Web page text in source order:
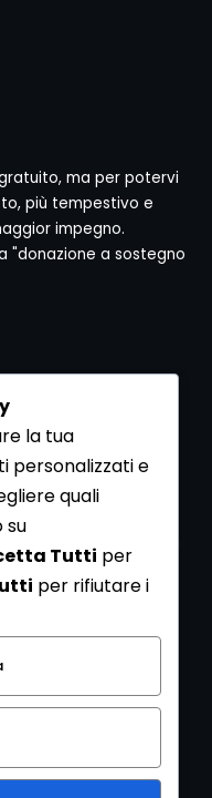
ma per potervi
più tempestivo e
impegno.
"donazione a sostegno
archeologia realizzata
alla nostra
di aver letto
al trattamento
la tua
personalizzati e
quali
su
Tutti per
per rifiutare i